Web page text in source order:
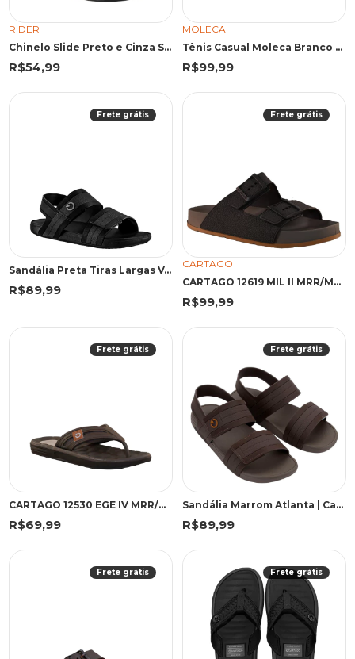
RIDER
Chinelo Slide Preto e Cinza Street | Rider
R$54,99
MOLECA
Tênis Casual Moleca Branco Textura Lisa
R$99,99
Frete grátis
Sandália Preta Tiras Largas Velcro | Cartago
R$89,99
Frete grátis
CARTAGO
CARTAGO 12619 MIL II MRR/MRR 43 MRR 12619 MARROM
R$99,99
Frete grátis
CARTAGO 12530 EGE IV MRR/MRR/B 43 WGF 12530 MARROM/MARROM/BEGE
R$69,99
Frete grátis
Sandália Marrom Atlanta | Cartago
R$89,99
Frete grátis Frete grátis